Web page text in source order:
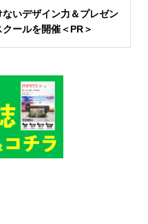
ないデザイン力＆プレゼン
ールを開催＜PR＞